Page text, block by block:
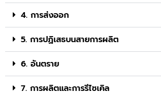
4. การส่งออก
5. การปฏิเสธบนสายการผลิต
6. อันตราย
7. การผลิตและการรีไซเคิล